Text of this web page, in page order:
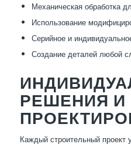
Механическая обработка
Использование
Серийное и
Создание деталей любой
РЕШЕНИЯ И
Каждый строительный проект